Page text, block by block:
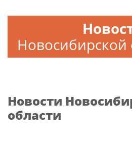
Новосибирской
Новости
области